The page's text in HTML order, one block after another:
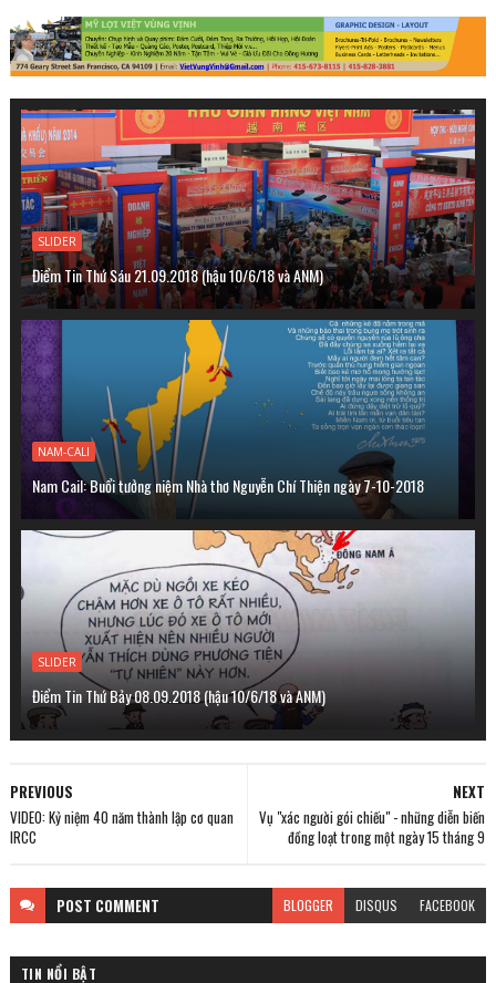
SLIDER
Điểm Tin Thứ Sáu 21.09.2018 (hậu 10/6/18 và ANM)
NAM-CALI
Nam Cail: Buổi tưởng niệm Nhà thơ Nguyễn Chí Thiện ngày 7-10-2018
SLIDER
Điểm Tin Thứ Bảy 08.09.2018 (hậu 10/6/18 và ANM)
NEXT
Vụ "xác người gói chiếu" - những diễn biến
đồng loạt trong một ngày 15 tháng 9
PREVIOUS
VIDEO: Kỷ niệm 40 năm thành lập cơ quan
IRCC
POST COMMENT BLOGGER DISQUS FACEBOOK
TIN NỔI BẬT